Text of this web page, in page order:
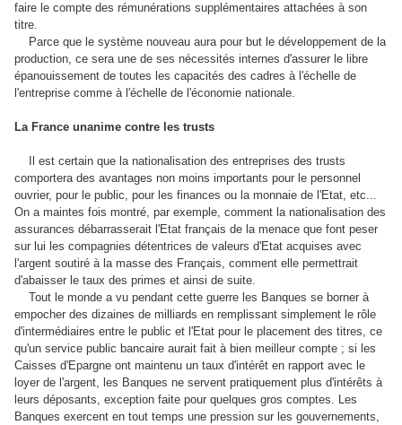
faire le compte des rémunérations supplémentaires attachées à son
titre.
Parce que le système nouveau aura pour but le développement de la
production, ce sera une de ses nécessités internes d'assurer le libre
épanouissement de toutes les capacités des cadres à l'échelle de
l'entreprise comme à l'échelle de l'économie nationale.
La France unanime contre les trusts
Il est certain que la nationalisation des entreprises des trusts
comportera des avantages non moins importants pour le personnel
ouvrier, pour le public, pour les finances ou la monnaie de l'Etat, etc...
On a maintes fois montré, par exemple, comment la nationalisation des
assurances débarrasserait l'Etat français de la menace que font peser
sur lui les compagnies détentrices de valeurs d'Etat acquises avec
l'argent soutiré à la masse des Français, comment elle permettrait
d'abaisser le taux des primes et ainsi de suite.
Tout le monde a vu pendant cette guerre les Banques se borner à
empocher des dizaines de milliards en remplissant simplement le rôle
d'intermédiaires entre le public et l'Etat pour le placement des titres, ce
qu'un service public bancaire aurait fait à bien meilleur compte ; si les
Caisses d'Epargne ont maintenu un taux d'intérêt en rapport avec le
loyer de l'argent, les Banques ne servent pratiquement plus d'intérêts à
leurs déposants, exception faite pour quelques gros comptes. Les
Banques exercent en tout temps une pression sur les gouvernements,